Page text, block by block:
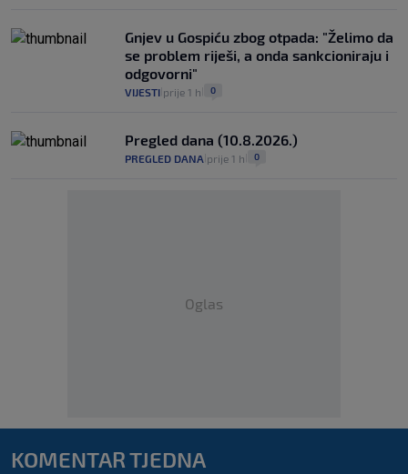
Gnjev u Gospiću zbog otpada: "Želimo da
se problem riješi, a onda sankcioniraju i
odgovorni"
VIJESTI prije 1 h 0
Pregled dana (10.8.2026.)
PREGLED DANA prije 1 h 0
Oglas
KOMENTAR TJEDNA